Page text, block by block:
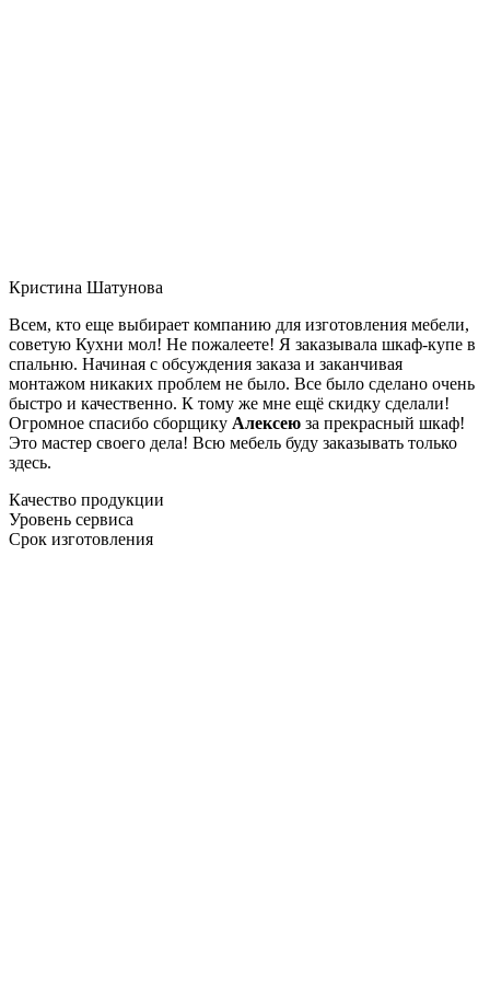
Кристина Шатунова
Всем, кто еще выбирает компанию для изготовления мебели,
советую Кухни мол! Не пожалеете! Я заказывала шкаф-купе в
спальню. Начиная с обсуждения заказа и заканчивая
монтажом никаких проблем не было. Все было сделано очень
быстро и качественно. К тому же мне ещё скидку сделали!
Огромное спасибо сборщику Алексею за прекрасный шкаф!
Это мастер своего дела! Всю мебель буду заказывать только
здесь.
Качество продукции
Уровень сервиса
Срок изготовления